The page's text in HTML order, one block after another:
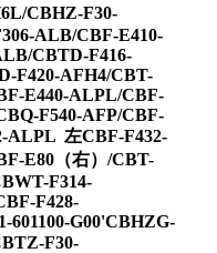
CBHZ-F30-
ALB/CBF-E410-
CBTD-F416-
F420-AFH4/CBT-
E440-ALPL/CBF-
F540-AFP/CBF-
ALPL 左CBF-F432-
E80（右）/CBT-
F314-
F428-
G00'CBHZG-
F30-